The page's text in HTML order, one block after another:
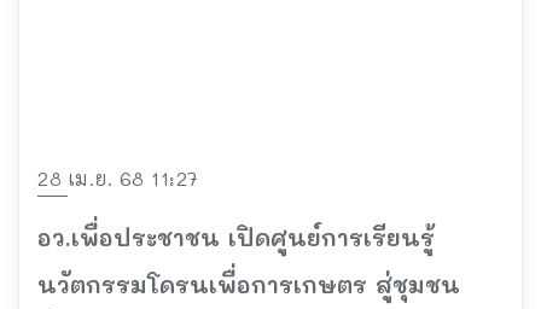
28 เม.ย. 68 11:27
อว.เพื่อประชาชน เปิดศูนย์การเรียนรู้
นวัตกรรมโดรนเพื่อการเกษตร สู่ชุมชน